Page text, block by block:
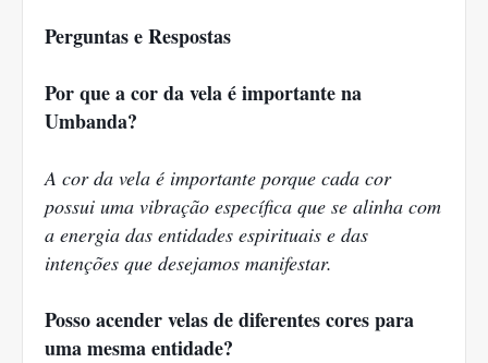
Perguntas e Respostas
Por que a cor da vela é importante na
Umbanda?
A cor da vela é importante porque cada cor
possui uma vibração específica que se alinha com
a energia das entidades espirituais e das
intenções que desejamos manifestar.
Posso acender velas de diferentes cores para
uma mesma entidade?